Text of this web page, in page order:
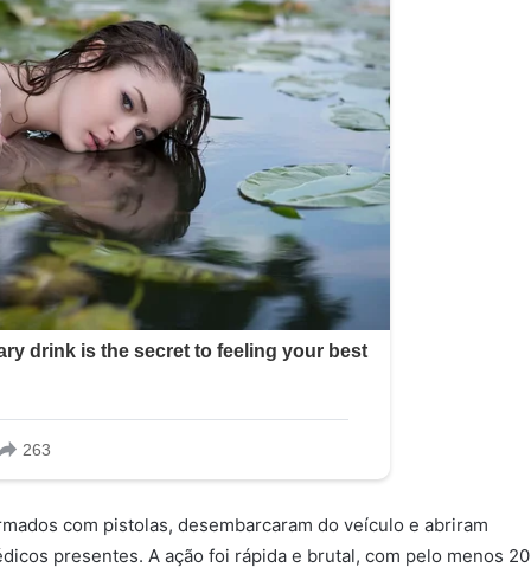
com pistolas, desembarcaram do veículo e abriram
presentes. A ação foi rápida e brutal, com pelo menos 20